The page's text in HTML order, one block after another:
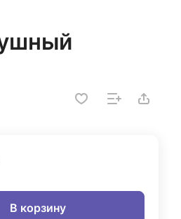
В корзину